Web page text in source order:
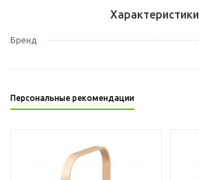
Характеристики
Бренд
Персональные рекомендации